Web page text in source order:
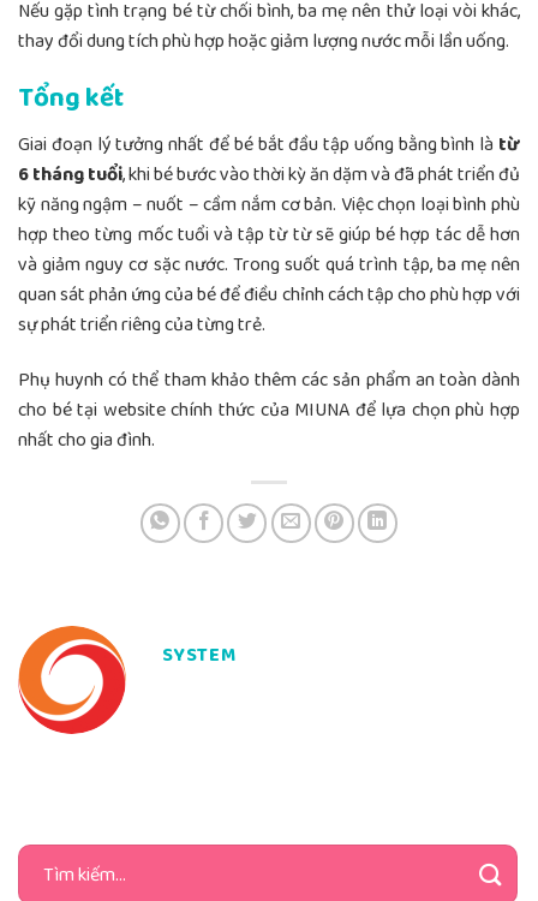
Nếu gặp tình trạng bé từ chối bình, ba mẹ nên thử loại vòi khác,
thay đổi dung tích phù hợp hoặc giảm lượng nước mỗi lần uống.
Tổng kết
Giai đoạn lý tưởng nhất để bé bắt đầu tập uống bằng bình là từ
6 tháng tuổi, khi bé bước vào thời kỳ ăn dặm và đã phát triển đủ
kỹ năng ngậm – nuốt – cầm nắm cơ bản. Việc chọn loại bình phù
hợp theo từng mốc tuổi và tập từ từ sẽ giúp bé hợp tác dễ hơn
và giảm nguy cơ sặc nước. Trong suốt quá trình tập, ba mẹ nên
quan sát phản ứng của bé để điều chỉnh cách tập cho phù hợp với
sự phát triển riêng của từng trẻ.
Phụ huynh có thể tham khảo thêm các sản phẩm an toàn dành
cho bé tại website chính thức của MIUNA để lựa chọn phù hợp
nhất cho gia đình.
SYSTEM
Tìm
kiếm: